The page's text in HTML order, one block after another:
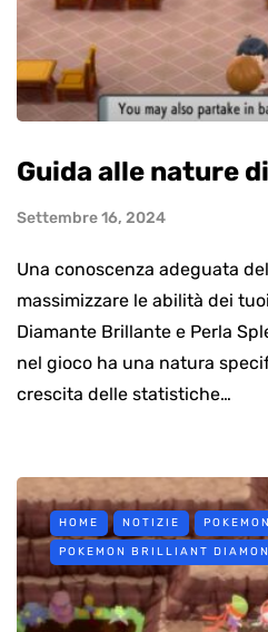
Guida alle nature
Settembre 16, 2024
Una conoscenza adeguata
massimizzare le abilità dei
Diamante Brillante e Perla
nel gioco ha una natura
crescita delle statistiche…
HOME NOTIZIE POKEMON
POKEMON BRILLIANT